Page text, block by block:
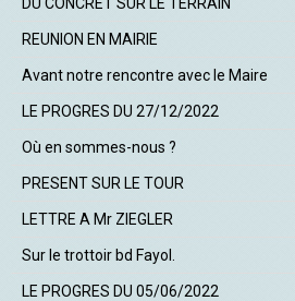
REUNION EN MAIRIE
Avant notre rencontre avec le Maire
LE PROGRES DU 27/12/2022
Où en sommes-nous ?
PRESENT SUR LE TOUR
LETTRE A Mr ZIEGLER
Sur le trottoir bd Fayol.
LE PROGRES DU 05/06/2022